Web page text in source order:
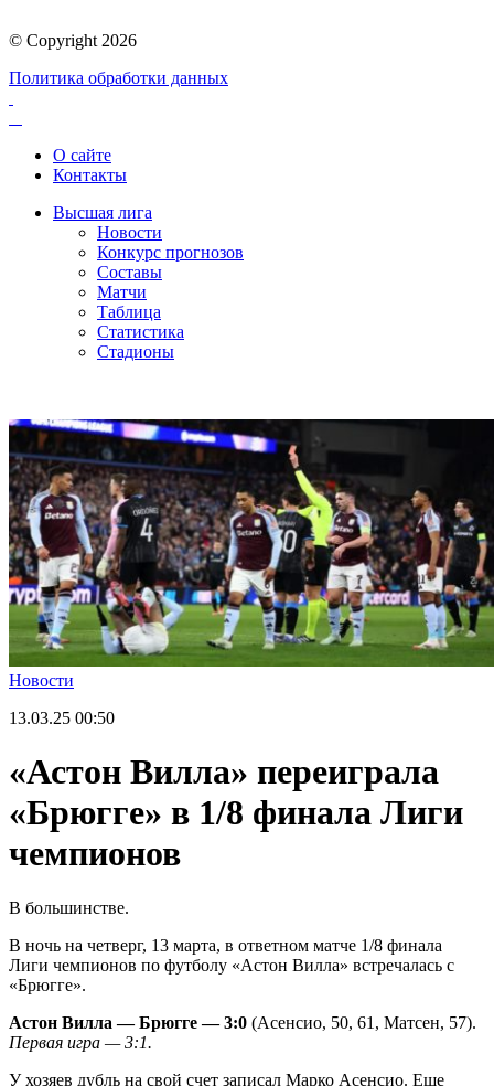
© Copyright 2026
Политика обработки данных
О сайте
Контакты
Высшая лига
Новости
Конкурс прогнозов
Составы
Матчи
Таблица
Статистика
Стадионы
Новости
13.03.25 00:50
«Астон Вилла» переиграла
«Брюгге» в 1/8 финала Лиги
чемпионов
В большинстве.
В ночь на четверг, 13 марта, в ответном матче 1/8 финала
Лиги чемпионов по футболу «Астон Вилла» встречалась с
«Брюгге».
Астон Вилла — Брюгге — 3:0 (Асенсио, 50, 61, Матсен, 57).
Первая игра — 3:1.
У хозяев дубль на свой счет записал Марко Асенсио. Еще